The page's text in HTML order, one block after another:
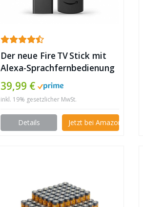
Der neue Fire TV Stick mit
Alexa-Sprachfernbedienung
(mit TV-Steuerungstasten) |
HD-Streaminggerät | 2020
✪
39,99 €
inkl. 19% gesetzlicher MwSt.
Details Jetzt bei Amazon kaufen